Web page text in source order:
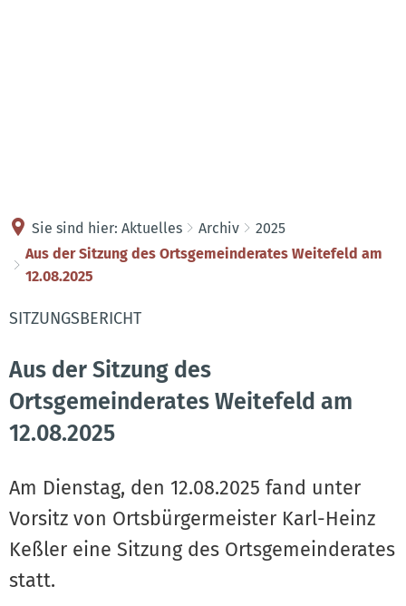
Sie sind hier: Aktuelles Archiv
2025
Aus der Sitzung des Ortsgemeinderates Weitefeld am
12.08.2025
SITZUNGSBERICHT
Aus der Sitzung des
Ortsgemeinderates Weitefeld am
12.08.2025
Am Dienstag, den 12.08.2025 fand unter
Vorsitz von Ortsbürgermeister Karl-Heinz
Keßler eine Sitzung des Ortsgemeinderates
statt.